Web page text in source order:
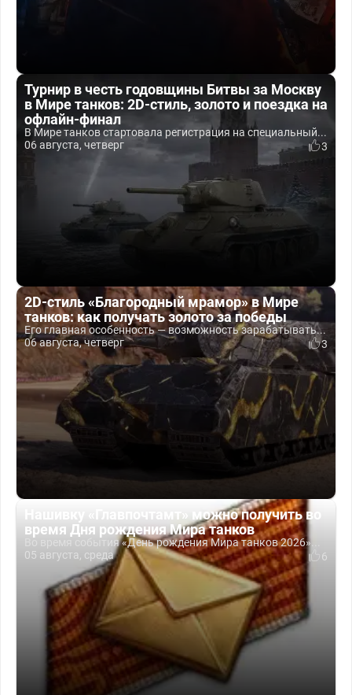
Турнир в честь годовщины Битвы за Москву
в Мире танков: 2D-стиль, золото и поездка на
офлайн-финал
В Мире танков стартовала регистрация на специальный...
06 августа, четверг
3
2D-стиль «Благородный мрамор» в Мире
танков: как получать золото за победы
Его главная особенность — возможность зарабатывать...
06 августа, четверг
3
Нашивку «Главпочтамт» можно получить во
время Дня рождения Мира танков
Во время события «День рождения Мира танков 2026»...
05 августа, среда
6